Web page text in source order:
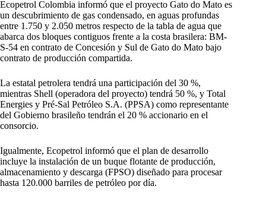
Ecopetrol Colombia informó que el proyecto Gato do Mato es
un descubrimiento de gas condensado, en aguas profundas
entre 1.750 y 2.050 metros respecto de la tabla de agua que
abarca dos bloques contiguos frente a la costa brasilera: BM-
S-54 en contrato de Concesión y Sul de Gato do Mato bajo
contrato de producción compartida.
La estatal petrolera tendrá una participación del 30 %,
mientras Shell (operadora del proyecto) tendrá 50 %, y Total
Energies y Pré-Sal Petróleo S.A. (PPSA) como representante
del Gobierno brasileño tendrán el 20 % accionario en el
consorcio.
Igualmente, Ecopetrol informó que el plan de desarrollo
incluye la instalación de un buque flotante de producción,
almacenamiento y descarga (FPSO) diseñado para procesar
hasta 120.000 barriles de petróleo por día.